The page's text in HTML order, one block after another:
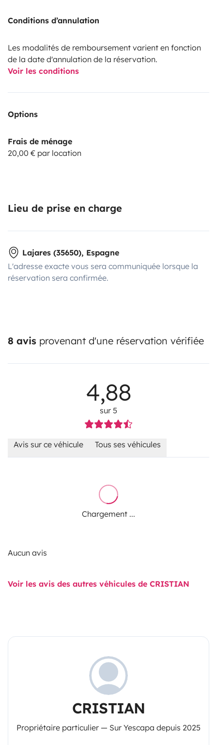
Conditions d’annulation
Les modalités de remboursement varient en fonction
de la date d'annulation de la réservation.
Voir les conditions
Options
Frais de ménage
20,00 € par location
Lieu de prise en charge
Lajares (35650), Espagne
L'adresse exacte vous sera communiquée lorsque la
réservation sera confirmée.
8 avis provenant d'une réservation vérifiée
4,88
sur 5
Avis sur ce véhicule Tous ses véhicules
Chargement ...
Aucun avis
Voir les avis des autres véhicules de CRISTIAN
CRISTIAN
Propriétaire particulier — Sur Yescapa depuis 2025